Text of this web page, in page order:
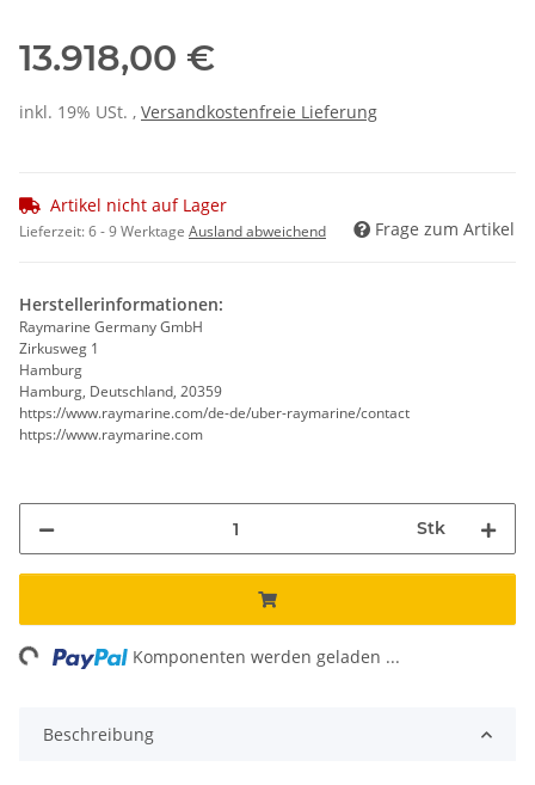
13.918,00 €
inkl. 19% USt. , Versandkostenfreie Lieferung
Artikel nicht auf Lager
Lieferzeit:6 - 9 Werktage Ausland abweichend Frage zum Artikel
Herstellerinformationen:
Raymarine Germany GmbH
Zirkusweg 1
Hamburg
Hamburg, Deutschland, 20359
https://www.raymarine.com/de-de/uber-raymarine/contact
https://www.raymarine.com
Stk
Loading... Komponenten werden geladen ...
Beschreibung